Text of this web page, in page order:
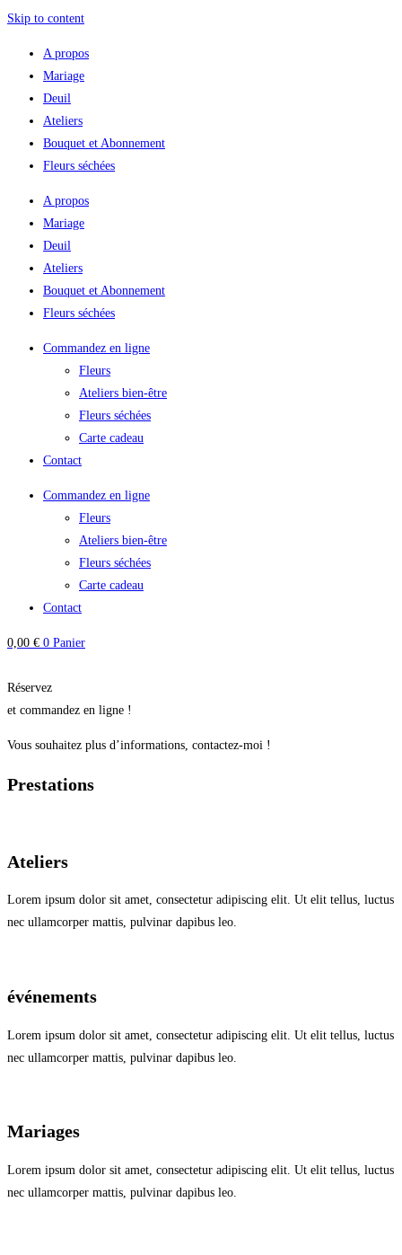
Skip to content
A propos
Mariage
Deuil
Ateliers
Bouquet et Abonnement
Fleurs séchées
A propos
Mariage
Deuil
Ateliers
Bouquet et Abonnement
Fleurs séchées
Commandez en ligne
Fleurs
Ateliers bien-être
Fleurs séchées
Carte cadeau
Contact
Commandez en ligne
Fleurs
Ateliers bien-être
Fleurs séchées
Carte cadeau
Contact
0,00 € 0 Panier
Réservez
et commandez en ligne !
Vous souhaitez plus d’informations, contactez-moi !
Prestations
Ateliers
Lorem ipsum dolor sit amet, consectetur adipiscing elit. Ut elit tellus, luctus
nec ullamcorper mattis, pulvinar dapibus leo.
événements
Lorem ipsum dolor sit amet, consectetur adipiscing elit. Ut elit tellus, luctus
nec ullamcorper mattis, pulvinar dapibus leo.
Mariages
Lorem ipsum dolor sit amet, consectetur adipiscing elit. Ut elit tellus, luctus
nec ullamcorper mattis, pulvinar dapibus leo.